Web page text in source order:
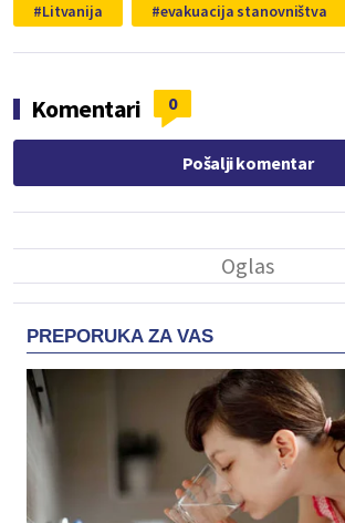
Litvanija
evakuacija stanovništva
Komentari 0
Pošalji komentar
PREPORUKA ZA VAS